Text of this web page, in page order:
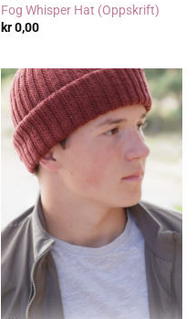
Fog Whisper Hat (Oppskrift)
kr0,00